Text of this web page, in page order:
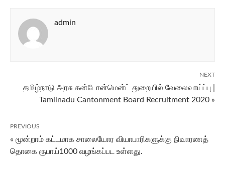
admin
NEXT
தமிழ்நாடு அரசு கன்டோன்மென்ட் துறையில் வேலைவாய்ப்பு |
Tamilnadu Cantonment Board Recruitment 2020 »
PREVIOUS
« மூன்றாம் கட்டமாக சாலையோர வியாபாரிகளுக்கு நிவாரணத்
தொகை ரூபாய்1000 வழங்கப்பட உள்ளது.